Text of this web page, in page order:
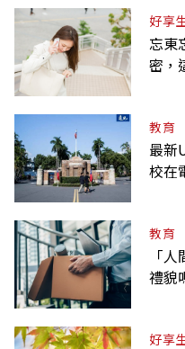
好享
忘東
密，
教育
最新
校在
教育
「
禮貌
好享